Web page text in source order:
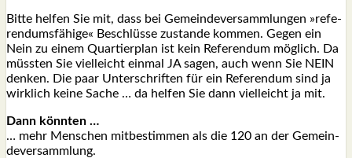
Bit­te hel­fen Sie mit, dass bei Gemein­de­ver­samm­lun­gen »refe­
ren­dums­fä­hi­ge« Beschlüs­se zustan­de kom­men. Gegen ein
Nein zu einem Quar­tier­plan ist kein Refe­ren­dum mög­lich. Da
müss­ten Sie viel­leicht ein­mal JA sagen, auch wenn Sie NEIN
den­ken. Die paar Unter­schrif­ten für ein Refe­ren­dum sind ja
wirk­lich kei­ne Sache … da hel­fen Sie dann viel­leicht ja mit.
Dann könn­ten …
… mehr Men­schen mit­be­stim­men als die 120 an der Gemein­
de­ver­samm­lung.